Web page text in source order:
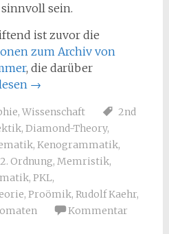
sein.
ist zuvor die
zum Archiv von
, die darüber
→
, Wissenschaft
2nd
, Diamond-Theory,
, Kenogrammatik,
Ordnung, Memristik,
, PKL,
, Proömik, Rudolf Kaehr,
Kommentar